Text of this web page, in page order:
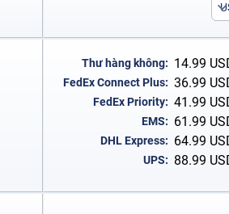
Thư hàng không: 14.99
FedEx Connect Plus: 36.99
FedEx Priority: 41.99
EMS: 61.99
DHL Express: 64.99
UPS: 88.99